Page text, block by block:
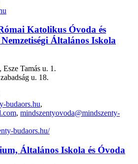
Katolikus Óvoda és
Általános Iskola
Esze Tamás u. 1.
u. 18.
budaors.hu,
, mindszentyovoda@mindszenty-
budaors.hu/
Általános Iskola és Óvoda